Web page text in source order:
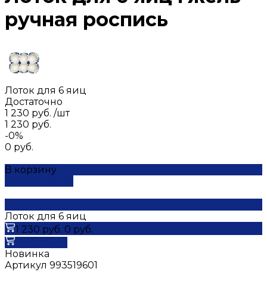
ручная роспись
Лоток для 6 яиц
Достаточно
1 230 руб. /шт
1 230 руб.
-0%
0 руб.
В корзину
Лоток для 6 яиц
1 230 руб. 0 руб.
Новинка
Артикул 993519601